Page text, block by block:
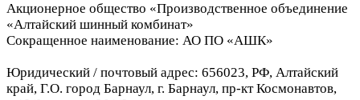
Акционерное общество «Производственное объединение
«Алтайский шинный комбинат»
Сокращенное наименование: АО ПО «АШК»
Юридический / почтовый адрес: 656023, РФ, Алтайский
край, Г.О. город Барнаул, г. Барнаул, пр-кт Космонавтов,